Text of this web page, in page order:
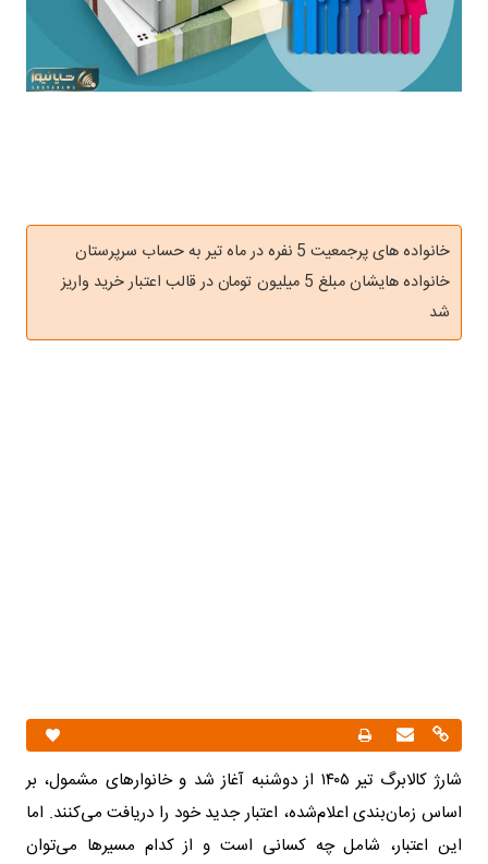
خانواده های پرجمعیت 5 نفره در ماه تیر به حساب سرپرستان
خانواده هایشان مبلغ 5 میلیون تومان در قالب اعتبار خرید واریز
شد
شارژ کالابرگ تیر ۱۴۰۵ از دوشنبه آغاز شد و خانوارهای مشمول، بر
اساس زمان‌بندی اعلام‌شده، اعتبار جدید خود را دریافت می‌کنند. اما
این اعتبار، شامل چه کسانی است و از کدام مسیرها می‌توان